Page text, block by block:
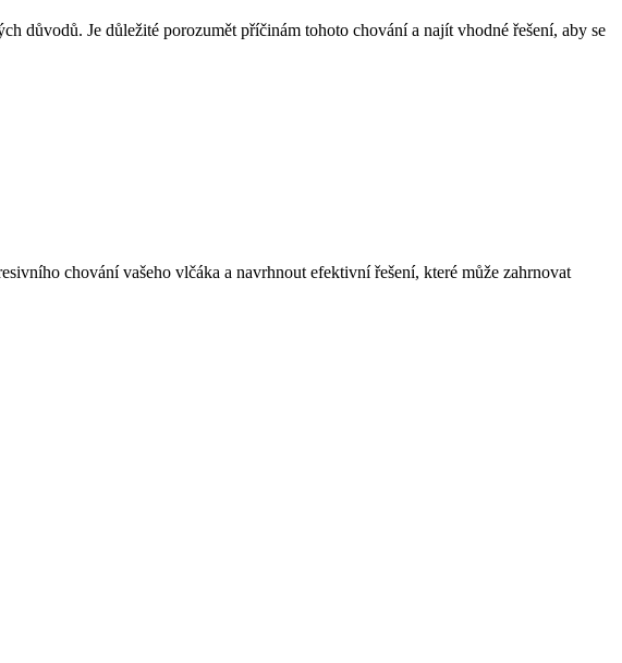
důvodů. Je důležité porozumět příčinám tohoto chování a najít vhodné řešení, aby se
chování vašeho vlčáka a navrhnout efektivní řešení, které může zahrnovat